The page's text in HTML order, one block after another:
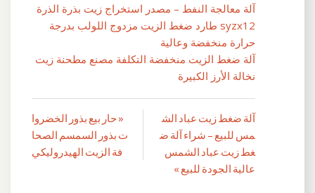
آلة معالجة النفط – مصدر استخراج زيت بذرة الذرة
syzx12 طارد ضغط الزيت مزدوج اللولب بدرجة
حرارة منخفضة وعالية
آلة ضغط الزيت منخفضة التكلفة مصنع مطحنة زيت
نخالة الأرز الكبيرة
تصفّح
المقالات
« حار بيع بذور الخضروا
ت بذور السمسم الصحا
فة الزيت الهيدروليكي
آلة ضغط زيت عباد الش
مس للبيع – شراء آلة ض
غط زيت عباد الشمس
عالية الجودة للبيع »